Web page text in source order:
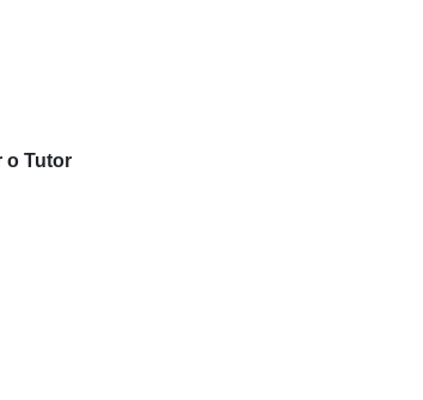
o Tutor